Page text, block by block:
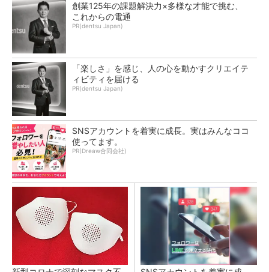
創業125年の課題解決力×多様な才能で挑む、
これからの電通
PR(dentsu Japan)
「楽しさ」を感じ、人の心を動かすクリエイテ
ィビティを届ける
PR(dentsu Japan)
SNSアカウントを着実に成長。実はみんなココ
使ってます。
PR(Dreaw合同会社)